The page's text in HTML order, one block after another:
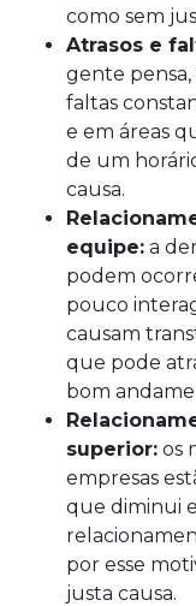
como sem
Atrasos e
gente pensa,
faltas
e em áreas
de um
causa.
equipe: a
podem
pouco
causam
que pode
bom
superior: os
empresas
que diminui
por esse
justa causa.